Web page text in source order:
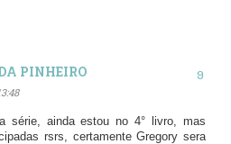
PINHEIRO
série, ainda estou no 4° livro, mas
rsrs, certamente Gregory sera